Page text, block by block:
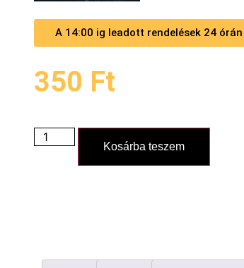
A 14:00 ig leadott rendelések 24
350 Ft
Kosárba teszem